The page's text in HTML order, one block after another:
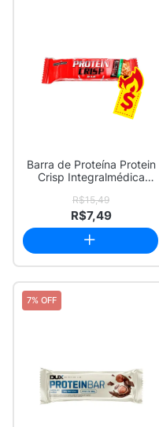
Barra de Proteína Protein
Crisp Integralmédica
R$15,49
R$7,49
7% OFF